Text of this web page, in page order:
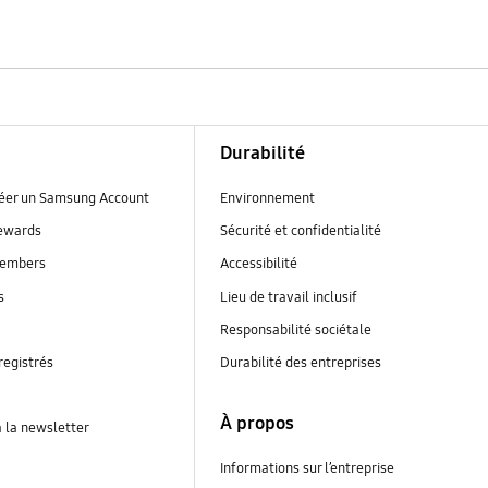
un Samsung Account
la newsletter
Durabilité
Environnement
Sécurité et confidentialité
Accessibilité
Lieu de travail inclusif
Responsabilité sociétale
Durabilité des entreprises
À propos
Informations sur l’entreprise